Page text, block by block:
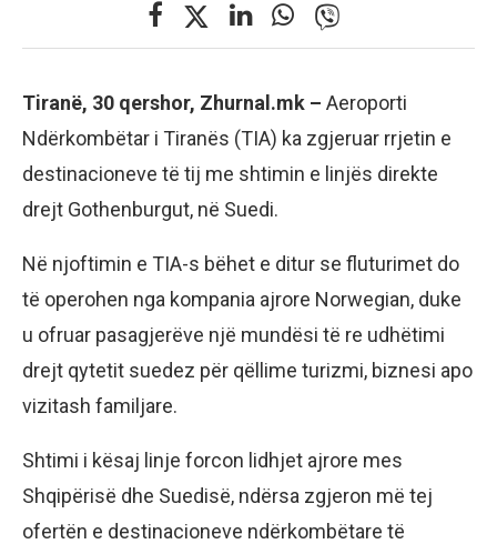
Tiranë, 30 qershor, Zhurnal.mk – Aeroporti
Ndërkombëtar i Tiranës (TIA) ka zgjeruar rrjetin e
destinacioneve të tij me shtimin e linjës direkte
drejt Gothenburgut, në Suedi.
Në njoftimin e TIA-s bëhet e ditur se fluturimet do
të operohen nga kompania ajrore Norwegian, duke
u ofruar pasagjerëve një mundësi të re udhëtimi
drejt qytetit suedez për qëllime turizmi, biznesi apo
vizitash familjare.
Shtimi i kësaj linje forcon lidhjet ajrore mes
Shqipërisë dhe Suedisë, ndërsa zgjeron më tej
ofertën e destinacioneve ndërkombëtare të